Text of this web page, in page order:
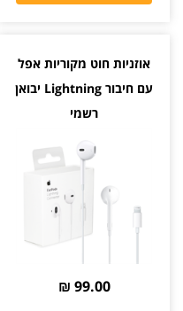
אוזניות חוט מקוריות אפל
עם חיבור Lightning יבואן
רשמי
99.00 ₪